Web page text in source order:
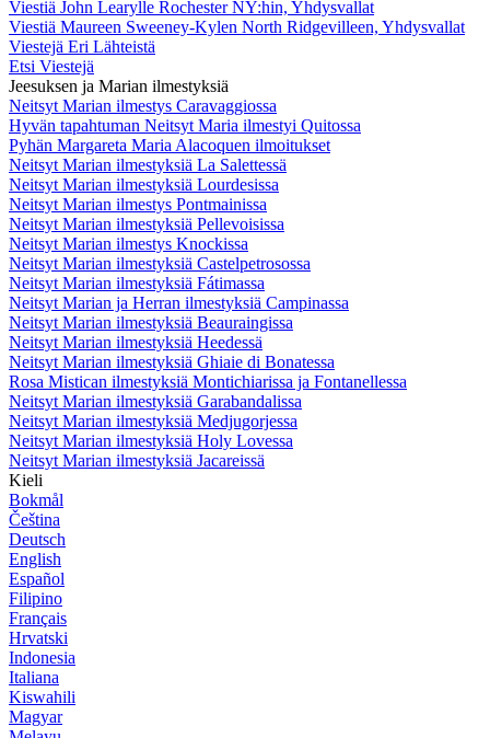
Viestiä John Learylle Rochester NY:hin, Yhdysvallat
Viestiä Maureen Sweeney-Kylen North Ridgevilleen, Yhdysvallat
Viestejä Eri Lähteistä
Etsi Viestejä
Jeesuksen ja Marian ilmestyksiä
Neitsyt Marian ilmestys Caravaggiossa
Hyvän tapahtuman Neitsyt Maria ilmestyi Quitossa
Pyhän Margareta Maria Alacoquen ilmoitukset
Neitsyt Marian ilmestyksiä La Salettessä
Neitsyt Marian ilmestyksiä Lourdesissa
Neitsyt Marian ilmestys Pontmainissa
Neitsyt Marian ilmestyksiä Pellevoisissa
Neitsyt Marian ilmestys Knockissa
Neitsyt Marian ilmestyksiä Castelpetrosossa
Neitsyt Marian ilmestyksiä Fátimassa
Neitsyt Marian ja Herran ilmestyksiä Campinassa
Neitsyt Marian ilmestyksiä Beauraingissa
Neitsyt Marian ilmestyksiä Heedessä
Neitsyt Marian ilmestyksiä Ghiaie di Bonatessa
Rosa Mistican ilmestyksiä Montichiarissa ja Fontanellessa
Neitsyt Marian ilmestyksiä Garabandalissa
Neitsyt Marian ilmestyksiä Medjugorjessa
Neitsyt Marian ilmestyksiä Holy Lovessa
Neitsyt Marian ilmestyksiä Jacareissä
Kieli
Bokmål
Čeština
Deutsch
English
Español
Filipino
Français
Hrvatski
Indonesia
Italiana
Kiswahili
Magyar